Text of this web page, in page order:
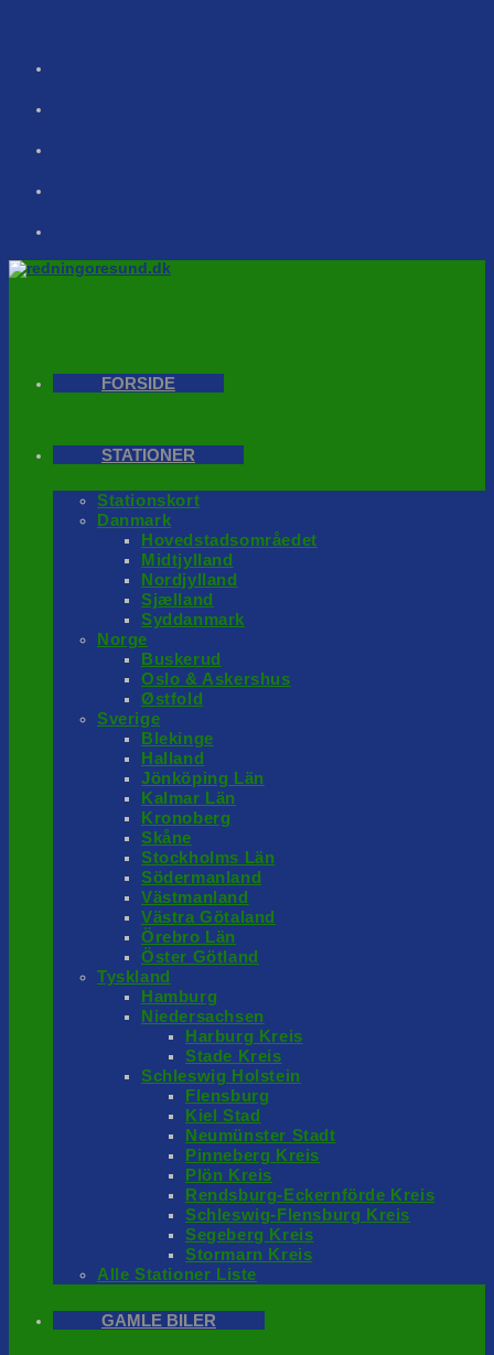
FORSIDE
STATIONER
Stationskort
Danmark
Hovedstadsområedet
Midtjylland
Nordjylland
Sjælland
Syddanmark
Norge
Buskerud
Oslo & Askershus
Østfold
Sverige
Blekinge
Halland
Jönköping Län
Kalmar Län
Kronoberg
Skåne
Stockholms Län
Södermanland
Västmanland
Västra Götaland
Örebro Län
Öster Götland
Tyskland
Hamburg
Niedersachsen
Harburg Kreis
Stade Kreis
Schleswig Holstein
Flensburg
Kiel Stad
Neumünster Stadt
Pinneberg Kreis
Plön Kreis
Rendsburg-Eckernförde Kreis
Schleswig-Flensburg Kreis
Segeberg Kreis
Stormarn Kreis
Alle Stationer Liste
GAMLE BILER